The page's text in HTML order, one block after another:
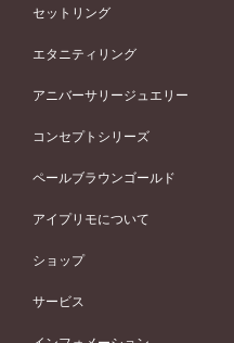
婚約指輪一覧
ピンクゴールド
ペールブラウンゴールド
ウェーブライン
V字ライン
ワンサイドメレ
ダブルサイドメレ
シンプル
フェミニン
モード
50万円台～
40万円台～
30万円台～
婚約指輪 人気ランキング
婚約ネックレス
結婚指輪 (マリッジリング)
結婚指輪一覧
ピンクゴールド
ペールブラウンゴールド
ウェーブライン
V字ライン
ワンメレ
セベラルメレ
シンプル
フェミニン
モード
50万円～
40万円～50万円
セットリング
セットリング
セットリング一覧
ピンクゴールド
ペールブラウンゴールド
エタニティリング
エタニティリング
エタニティリング一覧
ピンクゴールド
ペールブラウンゴールド
アニバーサリージュエリー
アニバーサリージュエリー
アニバーサリージュエリー一覧
ファッションリング
ブレスレット
コンセプトシリーズ
コンセプトシリーズ
オリジンビリーフ
エトワル
ペールブラウンゴールド
アイプリモについて
アイプリモについて
パーソナルハンド診断
デザインへのこだわり
ショップ
店舗一覧
サービス
プロポーズサポート